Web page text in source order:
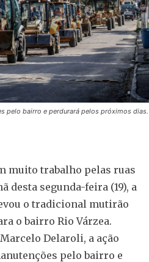
pelo bairro e perdurará pelos próximos dias.
muito trabalho pelas ruas
desta segunda-feira (19), a
o tradicional mutirão
o bairro Rio Várzea.
Delaroli, a ação
pelo bairro e